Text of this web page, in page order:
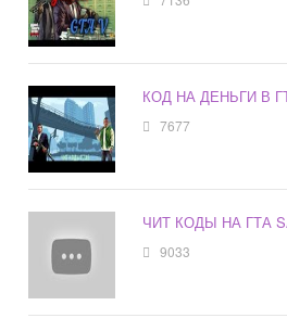
КОД НА ДЕНЬГИ В
7677
ЧИТ КОДЫ НА ГТА
9033